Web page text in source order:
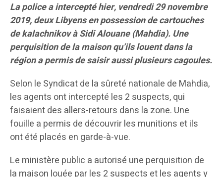
La police a intercepté hier, vendredi 29 novembre
2019, deux Libyens en possession de cartouches
de kalachnikov à Sidi Alouane (Mahdia). Une
perquisition de la maison qu’ils louent dans la
région a permis de saisir aussi plusieurs cagoules.
Selon le Syndicat de la sûreté nationale de Mahdia,
les agents ont intercepté les 2 suspects, qui
faisaient des allers-retours dans la zone. Une
fouille a permis de découvrir les munitions et ils
ont été placés en garde-à-vue.
Le ministère public a autorisé une perquisition de
la maison louée par les 2 suspects et les agents y